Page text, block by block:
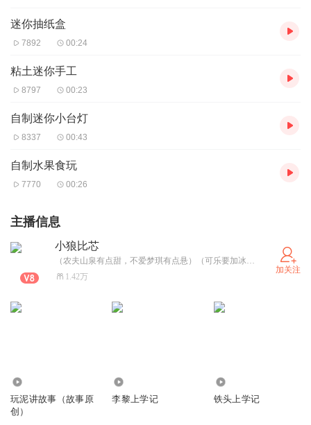
迷你抽纸盒
7892 00:24
粘土迷你手工
8797 00:23
自制迷你小台灯
8337 00:43
自制水果食玩
7770 00:26
主播信息
小狼比芯
（农夫山泉有点甜，不爱梦琪有点悬）（可乐要加冰，爱我要用心）大家好，我是梦琪主播，沙雕属性 本人厌恶毒妇，鄙视贱人。（主播对小黑子/迷惑小孩/smr睡美人说打咩!）现在在冲3万粉丝，伙计们帮帮忙啊，点点美丽的手指给个关注 本人爱好养神兽，什么凤凰(小鸟)、朱雀(鸡)我都爱。可甜可颠，请多多关照。（闺蜜朋友有：南城微凉n n、夜之神_萧三少已有妹、灵凤仙、风雨吹陵_芊免、婉怡_原神丶珐露珊）主播开学学习压力很大，所以在上学期间不要打扰主播，主播回复会慢一些，感谢大家理解。 还有提醒某人:不爱请别伤害，不然我会黑化
1.42万
加关注
玩泥讲故事（故事原
创）
李黎上学记 铁头上学记